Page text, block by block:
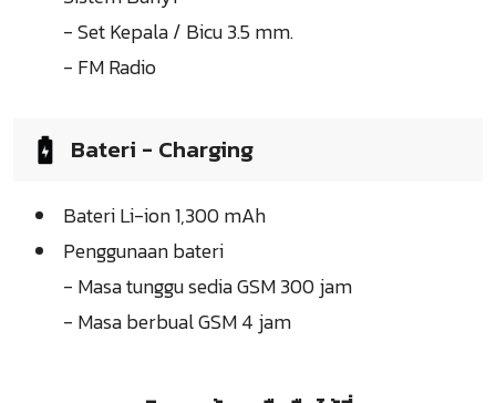
- Set Kepala / Bicu 3.5 mm.
- FM Radio
Bateri - Charging
Bateri Li-ion 1,300 mAh
Penggunaan bateri
- Masa tunggu sedia GSM 300 jam
- Masa berbual GSM 4 jam